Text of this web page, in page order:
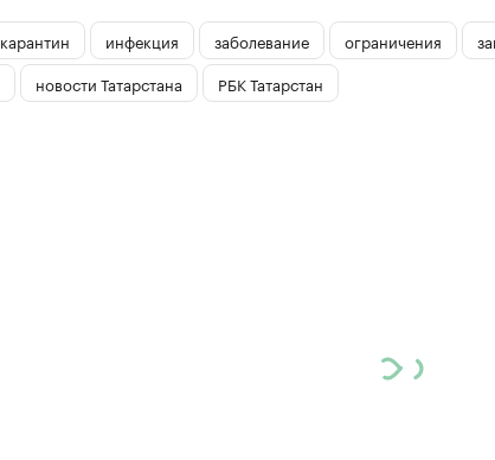
карантин инфекция заболевание ограничения
новости Татарстана РБК Татарстан